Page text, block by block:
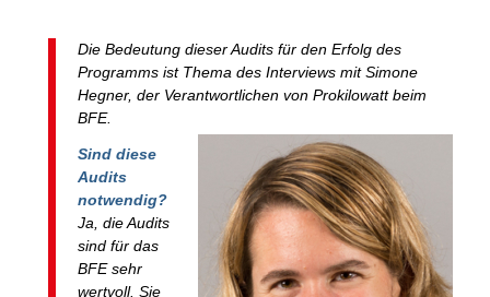
Die Bedeutung dieser Audits für den Erfolg des
Programms ist Thema des Interviews mit Simone
Hegner, der Verantwortlichen von Prokilowatt beim
BFE.
Sind diese
Audits
notwendig?
Ja, die Audits
sind für das
BFE sehr
wertvoll. Sie